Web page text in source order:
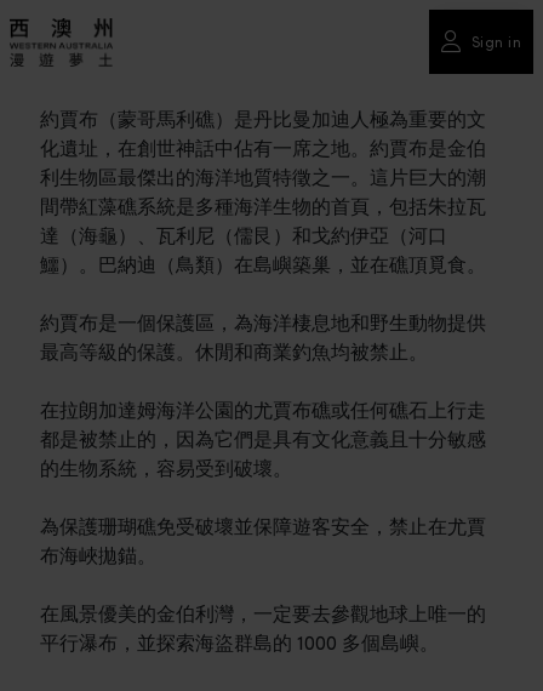
Sign in
約賈布（蒙哥馬利礁）是丹比曼加迪人極為重要的文
化遺址，在創世神話中佔有一席之地。約賈布是金伯
利生物區最傑出的海洋地質特徵之一。這片巨大的潮
間帶紅藻礁系統是多種海洋生物的首頁，包括朱拉瓦
達（海龜）、瓦利尼（儒艮）和戈約伊亞（河口
鱷）。巴納迪（鳥類）在島嶼築巢，並在礁頂覓食。
約賈布是一個保護區，為海洋棲息地和野生動物提供
最高等級的保護。休閒和商業釣魚均被禁止。
在拉朗加達姆海洋公園的尤賈布礁或任何礁石上行走
都是被禁止的，因為它們是具有文化意義且十分敏感
的生物系統，容易受到破壞。
為保護珊瑚礁免受破壞並保障遊客安全，禁止在尤賈
布海峽拋錨。
在風景優美的金伯利灣，一定要去參觀地球上唯一的
平行瀑布，並探索海盜群島的 1000 多個島嶼。